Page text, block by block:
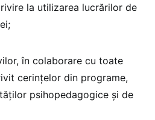
la utilizarea lucrărilor de
în colaborare cu toate
cerinţelor din programe,
psihopedagogice şi de